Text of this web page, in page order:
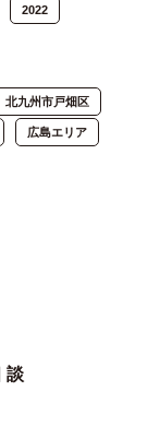
2022
北九州市戸畑区
広島エリア